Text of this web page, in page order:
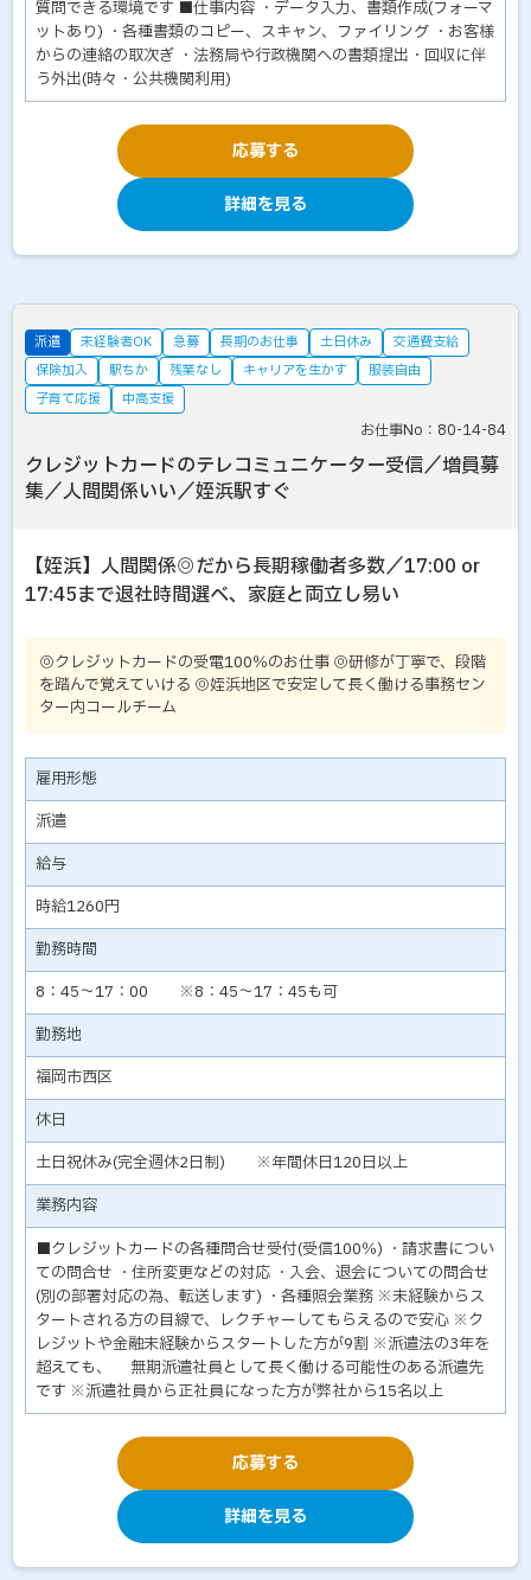
質問できる環境です ■仕事内容 ・データ入力、書類作成(フォーマ
ットあり) ・各種書類のコピー、スキャン、ファイリング ・お客様
からの連絡の取次ぎ ・法務局や行政機関への書類提出・回収に伴
う外出(時々・公共機関利用)
応募する
詳細を見る
派遣 未経験者OK 急募 長期のお仕事 土日休み
交通費支給
保険加入
駅ちか 残業なし キャリアを生かす
服装自由
子育て応援
中高支援
お仕事No：80-14-84
クレジットカードのテレコミュニケーター受信／増員募
集／人間関係いい／姪浜駅すぐ
【姪浜】人間関係◎だから長期稼働者多数／17:00 or
17:45まで退社時間選べ、家庭と両立し易い
◎クレジットカードの受電100％のお仕事 ◎研修が丁寧で、段階
を踏んで覚えていける ◎姪浜地区で安定して長く働ける事務セン
ター内コールチーム
雇用形態
派遣
給与
時給1260円
勤務時間
8：45～17：00 ※8：45～17：45も可
勤務地
福岡市西区
休日
土日祝休み(完全週休2日制) ※年間休日120日以上
業務内容
■クレジットカードの各種問合せ受付(受信100％) ・請求書につい
ての問合せ ・住所変更などの対応 ・入会、退会についての問合せ
(別の部署対応の為、転送します) ・各種照会業務 ※未経験からス
タートされる方の目線で、レクチャーしてもらえるので安心 ※ク
レジットや金融未経験からスタートした方が9割 ※派遣法の3年を
超えても、 無期派遣社員として長く働ける可能性のある派遣先
です ※派遣社員から正社員になった方が弊社から15名以上
応募する
詳細を見る